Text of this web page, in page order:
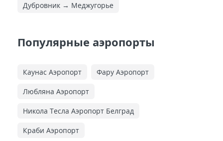
Дубровник → Меджугорье
Популярные аэропорты
Каунас Аэропорт Фару Аэропорт
Любляна Аэропорт
Никола Тесла Аэропорт Белград
Краби Аэропорт